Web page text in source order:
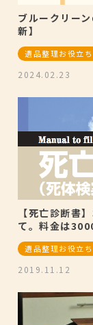
ブルークリー
新】
遺品整理お役立
2024.02.23
【死亡診断書
て。料金は
遺品整理お役立
2019.11.12